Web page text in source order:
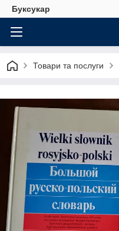
Буксукар
Товари та послуги